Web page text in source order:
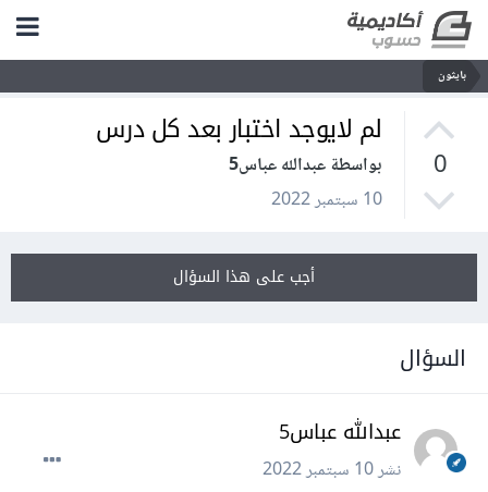
بايثون
0
لم لايوجد اختبار بعد كل درس
بواسطة عبدالله عباس5
10 سبتمبر 2022
أجب على هذا السؤال
السؤال
عبدالله عباس5
نشر10 سبتمبر 2022